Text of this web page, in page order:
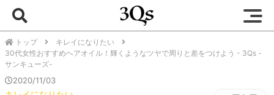
トップ
キレイになりたい
30代女性おすすめヘアオイル！輝くようなツヤで周りと差をつけよう - 3Qs -
サンキューズ-
2020/11/03